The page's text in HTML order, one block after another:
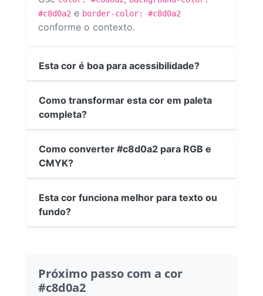
#c8d0a2 e border-color: #c8d0a2
conforme o contexto.
Esta cor é boa para acessibilidade?
Como transformar esta cor em paleta
completa?
Como converter #c8d0a2 para RGB e
CMYK?
Esta cor funciona melhor para texto ou
fundo?
Próximo passo com a cor
#c8d0a2